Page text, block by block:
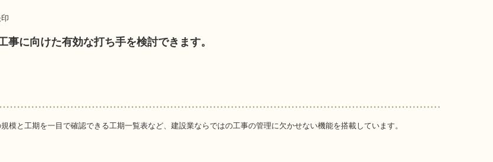
事に向けた有効な打ち手を検討できます。
と工期を一目で確認できる工期一覧表など、建設業ならではの工事の管理に欠かせない機能を搭載しています。